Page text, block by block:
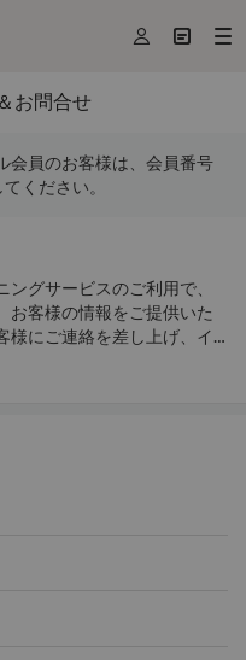
  
お問合せ
会員のお客様は、会員番号
ください。
グサービスのご利用で、
お客様の情報をご提供いた
様にご連絡を差し上げ、イ